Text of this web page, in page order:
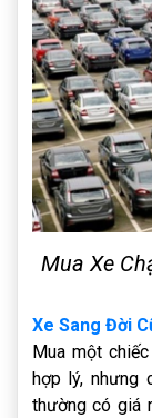
Mua Xe
Xe Sang Đời
Mua một
hợp lý, nhưng
thường có giá